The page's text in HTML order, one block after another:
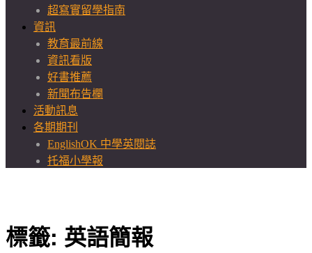
超寫實留學指南
資訊
教育最前線
資訊看版
好書推薦
新聞布告欄
活動訊息
各期期刊
EnglishOK 中學英閱誌
托福小學報
標籤: 英語簡報